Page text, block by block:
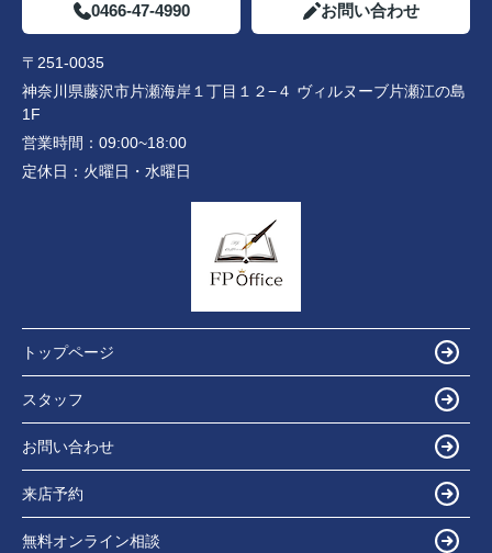
0466-47-4990 お問い合わせ
〒251-0035
神奈川県藤沢市片瀬海岸１丁目１２−４ ヴィルヌーブ片瀬江の島
1F
営業時間： 09:00~18:00
定休日： 火曜日・水曜日
トップページ
スタッフ
お問い合わせ
来店予約
無料オンライン相談